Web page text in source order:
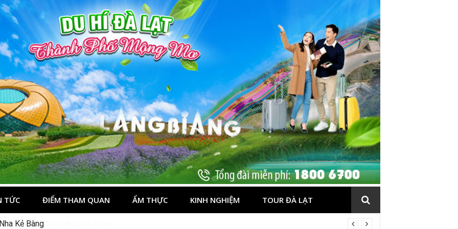
TỨC ĐIỂM THAM QUAN ẨM THỰC KINH NGHIỆM TOUR ĐÀ LẠT
trình khám phá đảo Ngọc